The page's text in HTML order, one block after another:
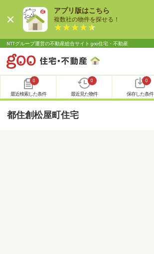
アプリ版はこちら
複数社の物件を探せる！
NTTグループ運営の不動産総合サイト goo住宅・不動産
0
最近検索した条件
0
最近見た物件
0
保存した条件
都住創松屋町住宅